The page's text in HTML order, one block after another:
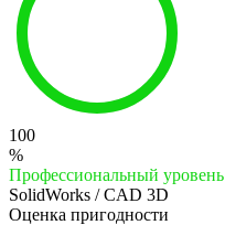
100
%
Профессиональный уровень
SolidWorks / CAD 3D
Оценка пригодности